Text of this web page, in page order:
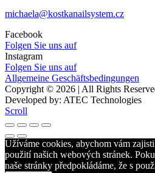
michaela@kostkanailsystem.cz
Facebook
Folgen Sie uns auf
Instagram
Folgen Sie uns auf
Allgemeine Geschäftsbedingungen
Copyright © 2026 | All Rights
Developed by: ATEC Technologies
Scroll
Užíváme cookies, abychom vám
použití našich webových stránek.
naše stránky předpokládáme, že s